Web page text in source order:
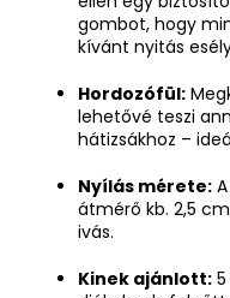
gombot, hogy
kívánt nyitás
Hordozófül:
lehetővé teszi
hátizsákhoz –
Nyílás mérete:
átmérő kb. 2,5
ivás.
Kinek ajánlott: